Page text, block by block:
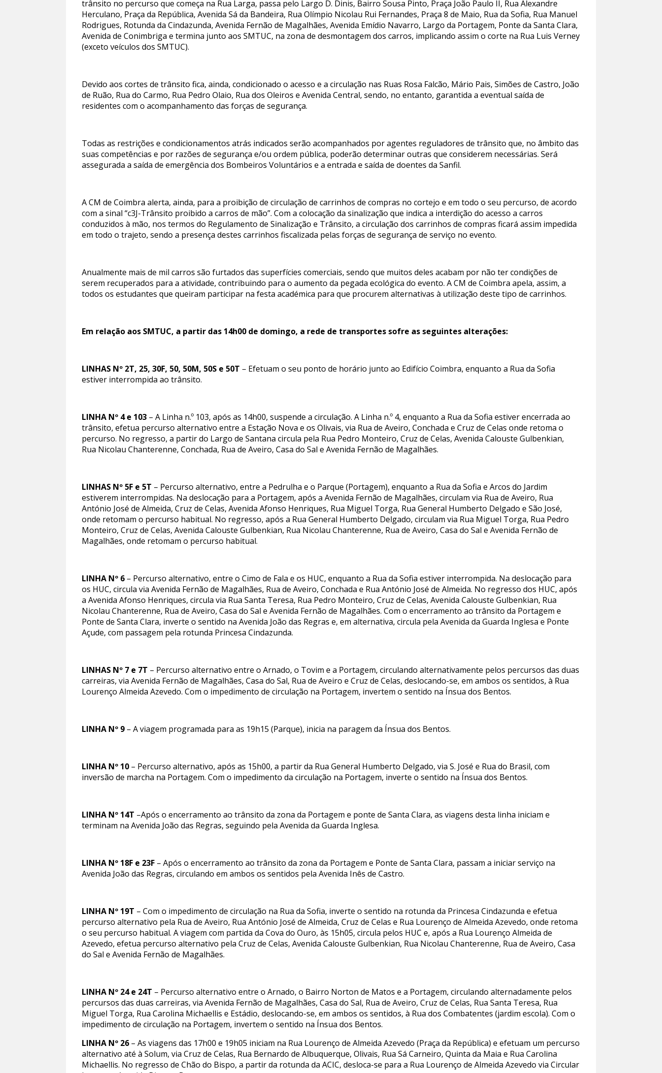
trânsito no percurso que começa na Rua Larga, passa pelo Largo D. Dinis, Bairro Sousa Pinto, Praça João Paulo II, Rua Alexandre
Herculano, Praça da República, Avenida Sá da Bandeira, Rua Olímpio Nicolau Rui Fernandes, Praça 8 de Maio, Rua da Sofia, Rua Manuel
Rodrigues, Rotunda da Cindazunda, Avenida Fernão de Magalhães, Avenida Emídio Navarro, Largo da Portagem, Ponte da Santa Clara,
Avenida de Conimbriga e termina junto aos SMTUC, na zona de desmontagem dos carros, implicando assim o corte na Rua Luis Verney
(exceto veículos dos SMTUC).
Devido aos cortes de trânsito fica, ainda, condicionado o acesso e a circulação nas Ruas Rosa Falcão, Mário Pais, Simões de Castro, João
de Ruão, Rua do Carmo, Rua Pedro Olaio, Rua dos Oleiros e Avenida Central, sendo, no entanto, garantida a eventual saída de
residentes com o acompanhamento das forças de segurança.
Todas as restrições e condicionamentos atrás indicados serão acompanhados por agentes reguladores de trânsito que, no âmbito das
suas competências e por razões de segurança e/ou ordem pública, poderão determinar outras que considerem necessárias. Será
assegurada a saída de emergência dos Bombeiros Voluntários e a entrada e saída de doentes da Sanfil.
A CM de Coimbra alerta, ainda, para a proibição de circulação de carrinhos de compras no cortejo e em todo o seu percurso, de acordo
com a sinal “c3J-Trânsito proibido a carros de mão”. Com a colocação da sinalização que indica a interdição do acesso a carros
conduzidos à mão, nos termos do Regulamento de Sinalização e Trânsito, a circulação dos carrinhos de compras ficará assim impedida
em todo o trajeto, sendo a presença destes carrinhos fiscalizada pelas forças de segurança de serviço no evento.
Anualmente mais de mil carros são furtados das superfícies comerciais, sendo que muitos deles acabam por não ter condições de
serem recuperados para a atividade, contribuindo para o aumento da pegada ecológica do evento. A CM de Coimbra apela, assim, a
todos os estudantes que queiram participar na festa académica para que procurem alternativas à utilização deste tipo de carrinhos.
Em relação aos SMTUC, a partir das 14h00 de domingo, a rede de transportes sofre as seguintes alterações:
LINHAS Nº 2T, 25, 30F, 50, 50M, 50S e 50T – Efetuam o seu ponto de horário junto ao Edifício Coimbra, enquanto a Rua da Sofia
estiver interrompida ao trânsito.
LINHA Nº 4 e 103 – A Linha n.º 103, após as 14h00, suspende a circulação. A Linha n.º 4, enquanto a Rua da Sofia estiver encerrada ao
trânsito, efetua percurso alternativo entre a Estação Nova e os Olivais, via Rua de Aveiro, Conchada e Cruz de Celas onde retoma o
percurso. No regresso, a partir do Largo de Santana circula pela Rua Pedro Monteiro, Cruz de Celas, Avenida Calouste Gulbenkian,
Rua Nicolau Chanterenne, Conchada, Rua de Aveiro, Casa do Sal e Avenida Fernão de Magalhães.
LINHAS Nº 5F e 5T – Percurso alternativo, entre a Pedrulha e o Parque (Portagem), enquanto a Rua da Sofia e Arcos do Jardim
estiverem interrompidas. Na deslocação para a Portagem, após a Avenida Fernão de Magalhães, circulam via Rua de Aveiro, Rua
António José de Almeida, Cruz de Celas, Avenida Afonso Henriques, Rua Miguel Torga, Rua General Humberto Delgado e São José,
onde retomam o percurso habitual. No regresso, após a Rua General Humberto Delgado, circulam via Rua Miguel Torga, Rua Pedro
Monteiro, Cruz de Celas, Avenida Calouste Gulbenkian, Rua Nicolau Chanterenne, Rua de Aveiro, Casa do Sal e Avenida Fernão de
Magalhães, onde retomam o percurso habitual.
LINHA Nº 6 – Percurso alternativo, entre o Cimo de Fala e os HUC, enquanto a Rua da Sofia estiver interrompida. Na deslocação para
os HUC, circula via Avenida Fernão de Magalhães, Rua de Aveiro, Conchada e Rua António José de Almeida. No regresso dos HUC, após
a Avenida Afonso Henriques, circula via Rua Santa Teresa, Rua Pedro Monteiro, Cruz de Celas, Avenida Calouste Gulbenkian, Rua
Nicolau Chanterenne, Rua de Aveiro, Casa do Sal e Avenida Fernão de Magalhães. Com o encerramento ao trânsito da Portagem e
Ponte de Santa Clara, inverte o sentido na Avenida João das Regras e, em alternativa, circula pela Avenida da Guarda Inglesa e Ponte
Açude, com passagem pela rotunda Princesa Cindazunda.
LINHAS Nº 7 e 7T – Percurso alternativo entre o Arnado, o Tovim e a Portagem, circulando alternativamente pelos percursos das duas
carreiras, via Avenida Fernão de Magalhães, Casa do Sal, Rua de Aveiro e Cruz de Celas, deslocando-se, em ambos os sentidos, à Rua
Lourenço Almeida Azevedo. Com o impedimento de circulação na Portagem, invertem o sentido na Ínsua dos Bentos.
LINHA Nº 9 – A viagem programada para as 19h15 (Parque), inicia na paragem da Ínsua dos Bentos.
LINHA Nº 10 – Percurso alternativo, após as 15h00, a partir da Rua General Humberto Delgado, via S. José e Rua do Brasil, com
inversão de marcha na Portagem. Com o impedimento da circulação na Portagem, inverte o sentido na Ínsua dos Bentos.
LINHA Nº 14T –Após o encerramento ao trânsito da zona da Portagem e ponte de Santa Clara, as viagens desta linha iniciam e
terminam na Avenida João das Regras, seguindo pela Avenida da Guarda Inglesa.
LINHA Nº 18F e 23F – Após o encerramento ao trânsito da zona da Portagem e Ponte de Santa Clara, passam a iniciar serviço na
Avenida João das Regras, circulando em ambos os sentidos pela Avenida Inês de Castro.
LINHA Nº 19T – Com o impedimento de circulação na Rua da Sofia, inverte o sentido na rotunda da Princesa Cindazunda e efetua
percurso alternativo pela Rua de Aveiro, Rua António José de Almeida, Cruz de Celas e Rua Lourenço de Almeida Azevedo, onde retoma
o seu percurso habitual. A viagem com partida da Cova do Ouro, às 15h05, circula pelos HUC e, após a Rua Lourenço Almeida de
Azevedo, efetua percurso alternativo pela Cruz de Celas, Avenida Calouste Gulbenkian, Rua Nicolau Chanterenne, Rua de Aveiro, Casa
do Sal e Avenida Fernão de Magalhães.
LINHA Nº 24 e 24T – Percurso alternativo entre o Arnado, o Bairro Norton de Matos e a Portagem, circulando alternadamente pelos
percursos das duas carreiras, via Avenida Fernão de Magalhães, Casa do Sal, Rua de Aveiro, Cruz de Celas, Rua Santa Teresa, Rua
Miguel Torga, Rua Carolina Michaellis e Estádio, deslocando-se, em ambos os sentidos, à Rua dos Combatentes (jardim escola). Com o
impedimento de circulação na Portagem, invertem o sentido na Ínsua dos Bentos.
LINHA Nº 26 – As viagens das 17h00 e 19h05 iniciam na Rua Lourenço de Almeida Azevedo (Praça da República) e efetuam um percurso
alternativo até à Solum, via Cruz de Celas, Rua Bernardo de Albuquerque, Olivais, Rua Sá Carneiro, Quinta da Maia e Rua Carolina
Michaellis. No regresso de Chão do Bispo, a partir da rotunda da ACIC, desloca-se para a Rua Lourenço de Almeida Azevedo via Circular